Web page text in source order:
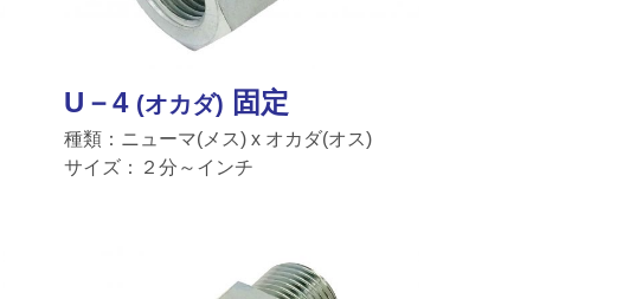
U－4 (オカダ) 固定
種類：ニューマ(メス) x オカダ(オス)
サイズ：２分～インチ